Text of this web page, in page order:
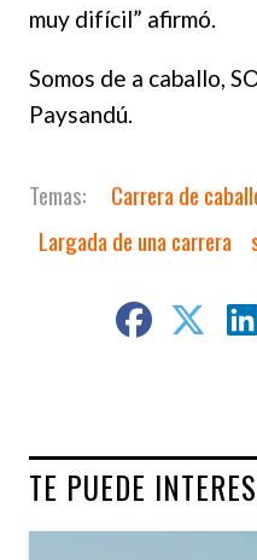
muy difícil” afirmó.
Somos de a caballo,
Paysandú.
Carrera de
Largada de una carrera
TE PUEDE